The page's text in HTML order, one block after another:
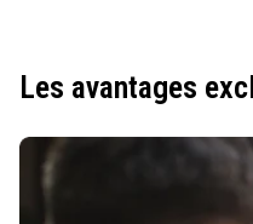
Les avantages